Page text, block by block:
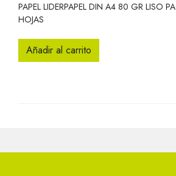
PAPEL LIDERPAPEL DIN A4 80 GR LISO
HOJAS
Añadir al carrito